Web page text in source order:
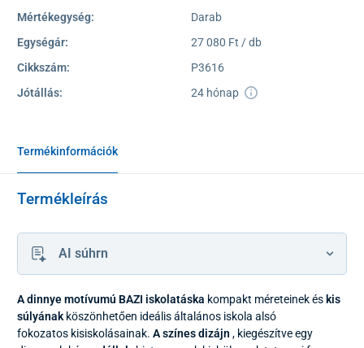
Mértékegység:
Darab
Egységár:
27 080 Ft / db
Cikkszám:
P3616
Jótállás:
24 hónap
Termékinformációk
Termékleírás
AI súhrn
A dinnye motívumú BAZI iskolatáska kompakt méreteinek éskis
súlyának köszönhetően ideális általános iskola alsó
fokozatos kisiskolásainak. A színes dizájn , kiegészítve egy